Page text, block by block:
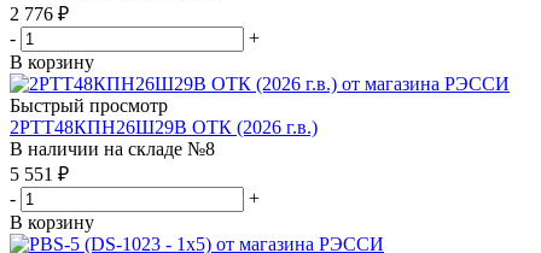
2 776 ₽
-
+
В корзину
Быстрый просмотр
2РТТ48КПН26Ш29В ОТК (2026 г.в.)
В наличии на складе №8
5 551 ₽
-
+
В корзину